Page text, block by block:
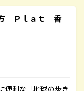
Ｐｌａｔ 香
便利な「地球の歩き